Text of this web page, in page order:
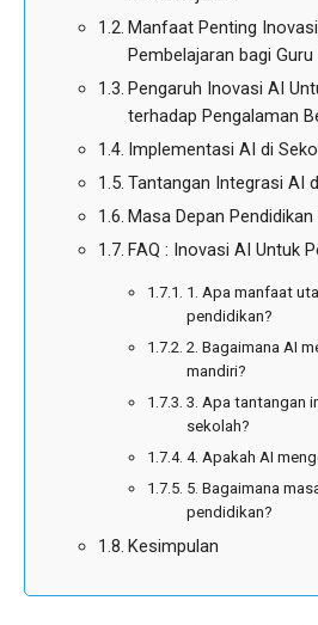
Manfaat Penting
Pembelajaran bagi
Pengaruh Inovasi AI
terhadap Pengalaman
Implementasi AI di
Tantangan Integrasi AI
Masa Depan
FAQ : Inovasi AI Untuk
1. Apa manfaat
pendidikan?
2. Bagaimana AI
mandiri?
3. Apa tantangan
sekolah?
4. Apakah AI
5. Bagaimana
pendidikan?
Kesimpulan